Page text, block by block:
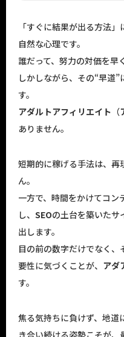
「すぐに結果が出る方法
自然な心理です。
誰だって、努力の対価を早
しかしながら、その“早道
す。
アダルトアフィリエイト （
ありません。
短期的に稼げる手法は、再
ん。
一方で、時間をかけてコン
し、 SEOの土台を築いたサ
出します。
目の前の数字だけでなく
要性に気づくことが、 アダ
す。
焦る気持ちに負けず、地道